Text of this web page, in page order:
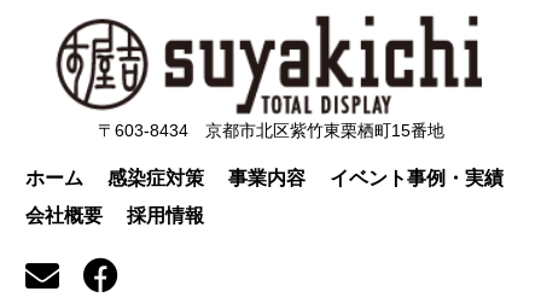
〒603-8434 京都市北区紫竹東栗栖町15番地
ホーム 感染症対策 事業内容
イベント事例・実績
会社概要
採用情報